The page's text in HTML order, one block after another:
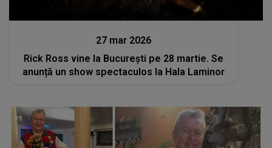
Divertisment
27 mar 2026
Rick Ross vine la București pe 28 martie. Se
anunță un show spectaculos la Hala Laminor